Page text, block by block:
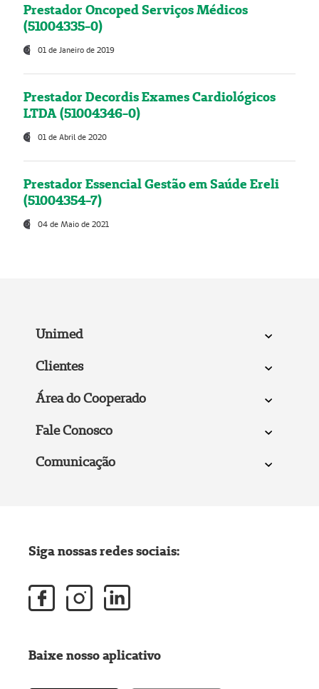
Prestador Oncoped Serviços Médicos
(51004335-0)
01 de Janeiro de 2019
Prestador Decordis Exames Cardiológicos
LTDA (51004346-0)
01 de Abril de 2020
Prestador Essencial Gestão em Saúde Ereli
(51004354-7)
04 de Maio de 2021
Unimed
Clientes
Área do Cooperado
Fale Conosco
Comunicação
Siga nossas redes sociais:
Baixe nosso aplicativo